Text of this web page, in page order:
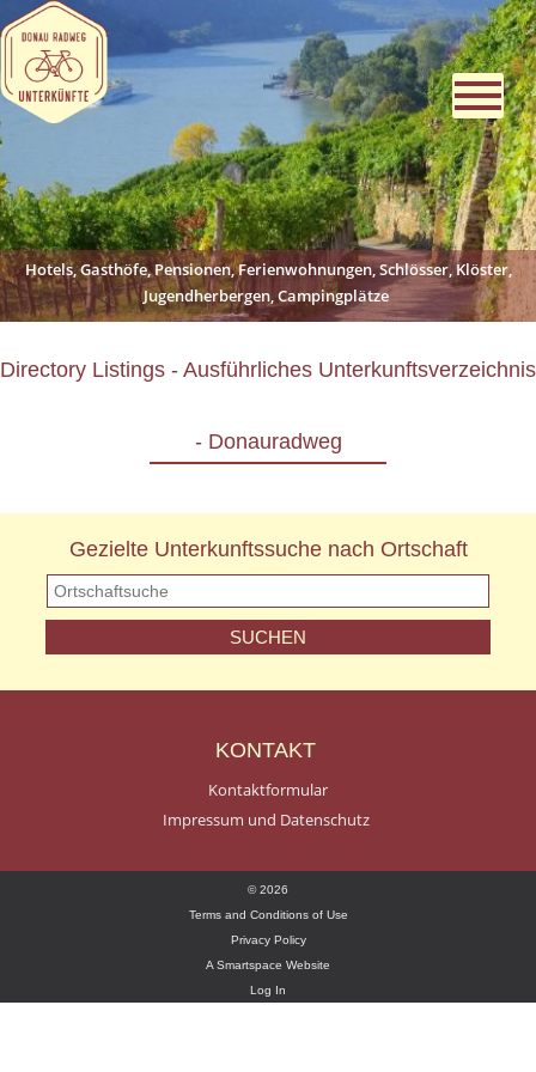
Hotels, Gasthöfe, Pensionen, Ferienwohnungen, Schlösser, Klöster,
Jugendherbergen, Campingplätze
Directory Listings - Ausführliches Unterkunftsverzeichnis
- Donauradweg
Gezielte Unterkunftssuche nach Ortschaft
KONTAKT
Kontaktformular
Impressum und Datenschutz
© 2026
Terms and Conditions of Use
Privacy Policy
A Smartspace Website
Log In